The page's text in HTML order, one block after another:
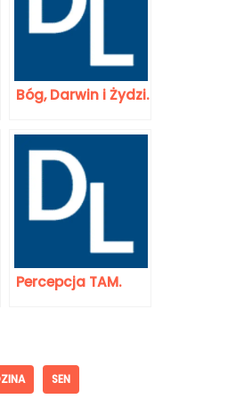
Bóg, Darwin i Żydzi.
Percepcja TAM.
SEN